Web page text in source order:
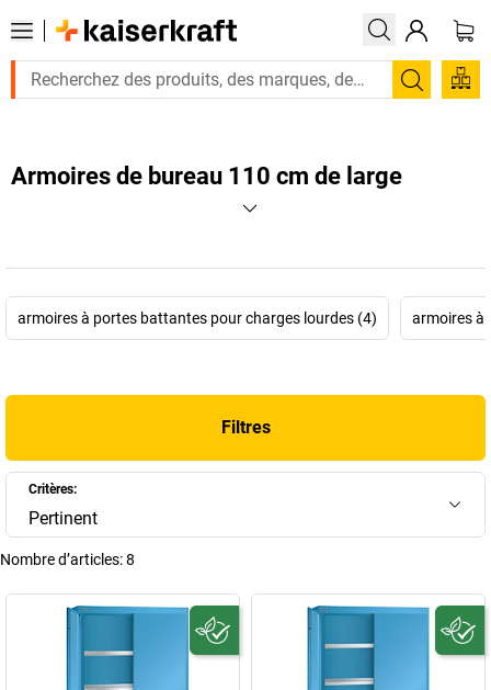
Armoires de bureau 110 cm de large
armoires à portes battantes pour charges lourdes (4) armoires à
Filtres
Critères:
Pertinent
Nombre d’articles:8